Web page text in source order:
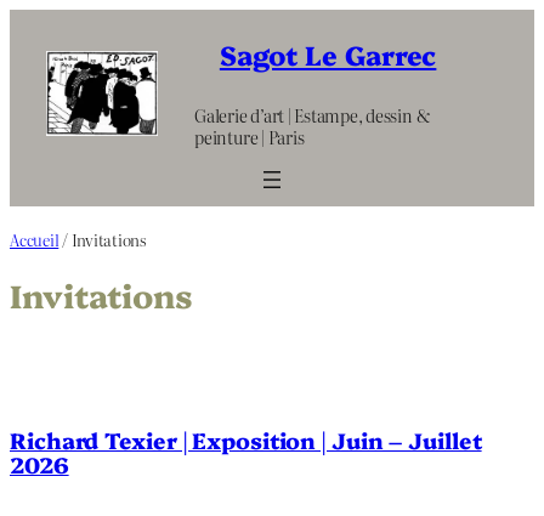
contenu
Sagot Le Garrec
Galerie d’art | Estampe, dessin &
peinture | Paris
Accueil / Invitations
Invitations
Richard Texier | Exposition | Juin – Juillet
2026